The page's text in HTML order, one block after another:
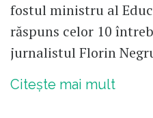
fostul ministru al
răspuns celor 10
jurnalistul Florin
Citește mai mult